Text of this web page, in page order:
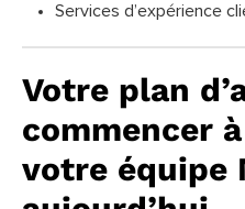
Services d’expérience
Votre plan
commencer
votre équipe